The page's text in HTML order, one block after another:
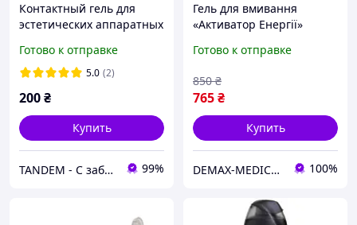
Контактный гель для
эстетических аппаратных
Ultrasound Gel FEEL FINE
250 мл
Готово к отправке
5.0 (2)
200₴
Купить
TANDEM - С заботой о Вас и ваших клиентах 99%
Гель для вмивання
«Активатор Енергії»
Готово к отправке
765₴
850 ₴
Купить
DEMAX-MEDICARE 100%